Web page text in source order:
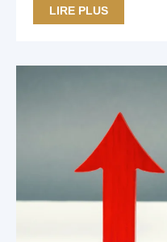
LIRE PLUS